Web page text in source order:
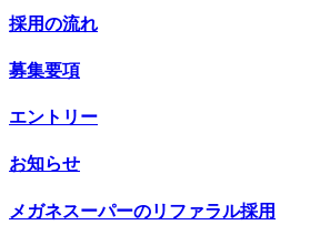
採用の流れ
募集要項
エントリー
お知らせ
メガネスーパーのリファラル採用